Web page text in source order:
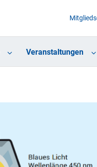
Veranstaltungen